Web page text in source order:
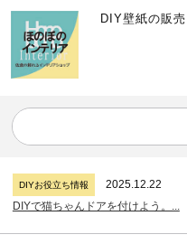
DIY壁紙の販
DIYお役立ち情報
サンゲツリザーブの壁紙について...
糊付け壁紙のポイントについて...
DIYお役立ち情報
2025.12.22
DIYお役立ち情報
2024.7.11
サンゲツリザーブの壁紙について...